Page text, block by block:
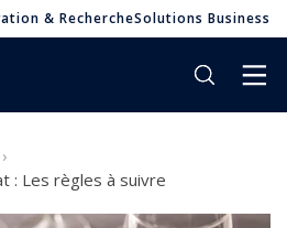
& RechercheSolutions Business
: Les règles à suivre